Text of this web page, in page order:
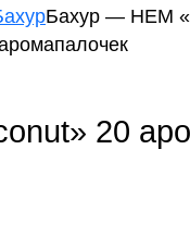
Бахур — HEM
20